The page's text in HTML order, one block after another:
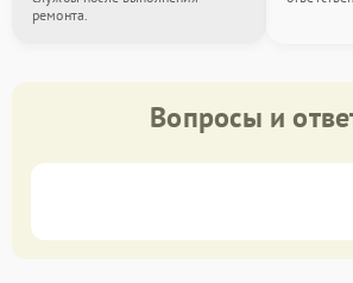
ремонта.
Вопросы и